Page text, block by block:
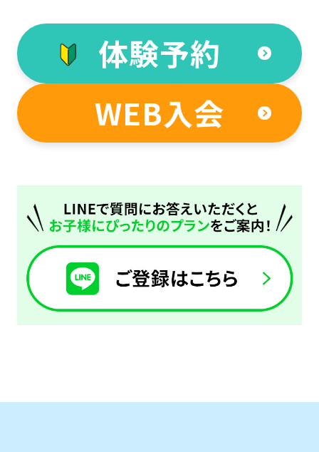
体験予約
WEB入会
below
(start
automatic
translation)
to
the
top
page.
However,
if
you
translation
お子様はこちら
スクール